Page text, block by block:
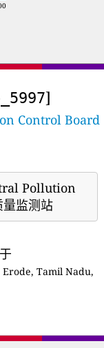
]
Control Board
Pollution
监测站
Tamil Nadu,